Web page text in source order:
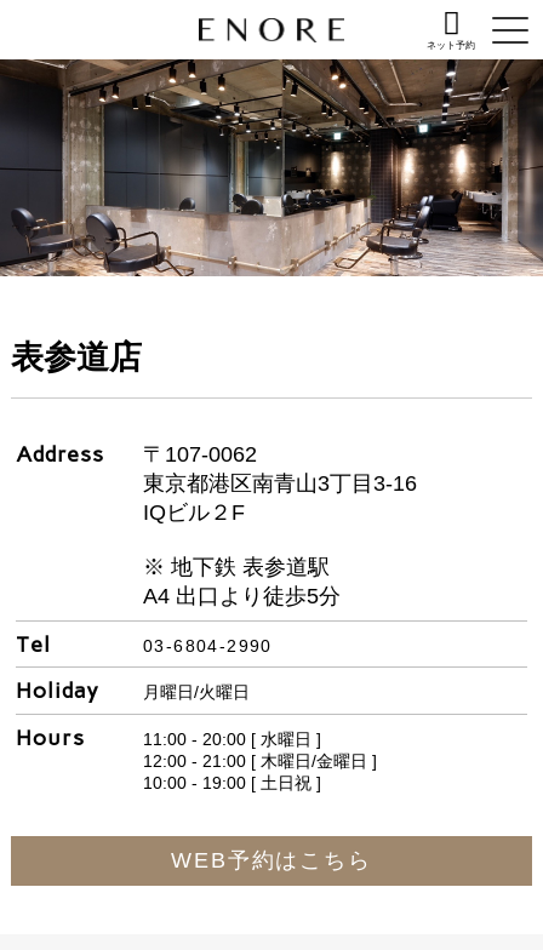
ネット予約
表参道店
Address
〒107-0062
東京都港区南青山3丁目3-16
IQビル２F
※ 地下鉄 表参道駅
A4 出口より徒歩5分
Tel 03-6804-2990
Holiday 月曜日/火曜日
Hours
11:00 - 20:00 [ 水曜日 ]
12:00 - 21:00 [ 木曜日/金曜日 ]
10:00 - 19:00 [ 土日祝 ]
WEB予約はこちら